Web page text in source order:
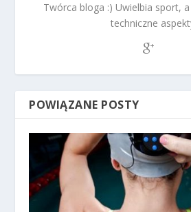
Twórca bloga :) Uwielbia sport,
techniczne
POWIĄZANE POSTY